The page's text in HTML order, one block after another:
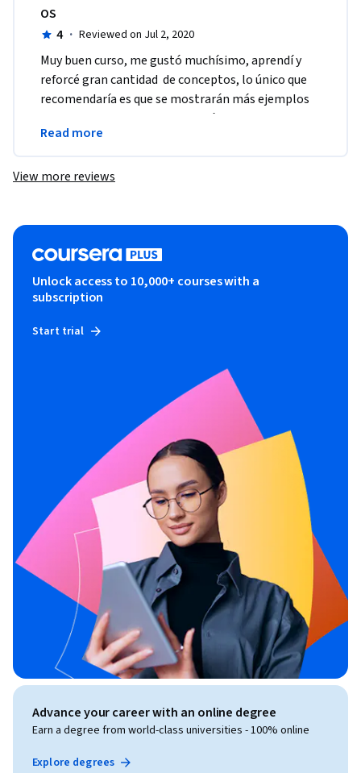
OS
4 · Reviewed on Jul 2, 2020
Muy buen curso, me gustó muchísimo, aprendí y
reforcé gran cantidad  de conceptos, lo único que
recomendaría es que se mostrarán más ejemplos
de cada tema y por supuesto más ejercicios
prácticos
Read more
View more reviews
Unlock access to 10,000+ courses with a
subscription
Start trial
Advance your career with an online degree
Earn a degree from world-class universities - 100% online
Explore degrees